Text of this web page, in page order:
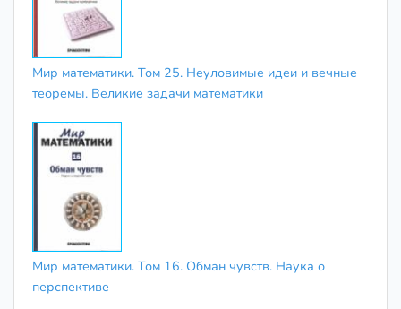
Мир математики. Том 25. Неуловимые идеи и вечные
теоремы. Великие задачи математики
Мир математики. Том 16. Обман чувств. Наука о
перспективе